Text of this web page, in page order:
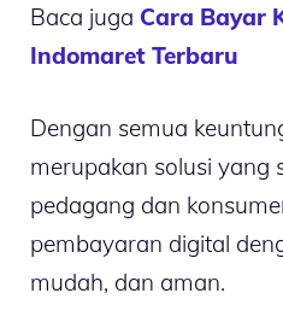
Baca juga Cara Bayar
Indomaret Terbaru
Dengan semua
merupakan solusi yang
pedagang dan
pembayaran digital
mudah, dan aman.